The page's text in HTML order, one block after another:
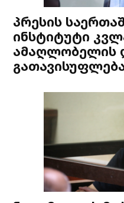
პრესის
ინსტიტუტი
ამაღლობელის